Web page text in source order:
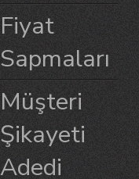
Fiyat
Sapmaları
Müşteri
Şikayeti
Adedi